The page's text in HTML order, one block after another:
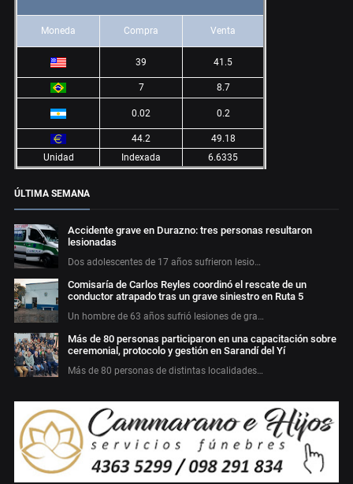
Moneda Compra Venta
39 41.5
7 8.7
0.02 0.2
44.2
49.18
Unidad
Indexada 6.6335
ÚLTIMA SEMANA
Accidente grave en Durazno: tres personas resultaron
lesionadas
Dos adolescentes de 17 años sufrieron lesio…
Comisaría de Carlos Reyles coordinó el rescate de un
conductor atrapado tras un grave siniestro en Ruta 5
Un hombre de 63 años sufrió lesiones de gra…
Más de 80 personas participaron en una capacitación sobre
ceremonial, protocolo y gestión en Sarandí del Yí
Más de 80 personas de distintas localidades…